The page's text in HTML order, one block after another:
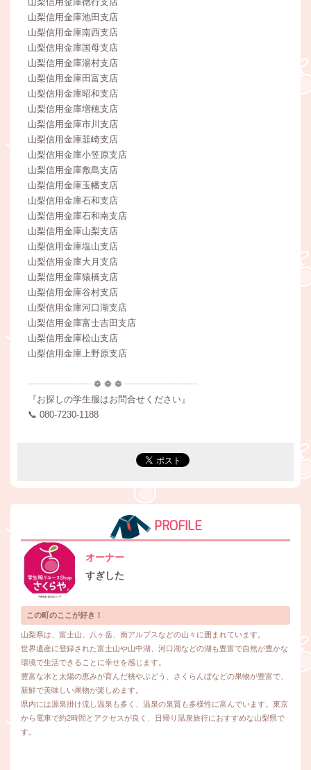
山梨信用金庫池田支店
山梨信用金庫南西支店
山梨信用金庫国母支店
山梨信用金庫湯村支店
山梨信用金庫田富支店
山梨信用金庫昭和支店
山梨信用金庫増穂支店
山梨信用金庫市川支店
山梨信用金庫韮崎支店
山梨信用金庫小笠原支店
山梨信用金庫敷島支店
山梨信用金庫玉幡支店
山梨信用金庫石和支店
山梨信用金庫石和南支店
山梨信用金庫山梨支店
山梨信用金庫塩山支店
山梨信用金庫大月支店
山梨信用金庫猿橋支店
山梨信用金庫谷村支店
山梨信用金庫河口湖支店
山梨信用金庫富士吉田支店
山梨信用金庫松山支店
山梨信用金庫上野原支店
┈┈┈┈┈┈┈ ❁ ❁ ❁ ┈┈┈┈┈┈┈┈
『お探しの学生服はお問合せください』
📞 080-7230‐1188
PROFILE
オーナー
すぎした
この町のここが好き！
山梨県は、富士山、八ヶ岳、南アルプスなどの山々に囲まれています。
世界遺産に登録された富士山や山中湖、河口湖などの湖も豊富で自然が豊かな
環境で生活できることに幸せを感じます。
豊富な水と太陽の恵みが育んだ桃やぶどう、さくらんぼなどの果物が豊富で、
新鮮で美味しい果物が楽しめます。
県内には源泉掛け流し温泉も多く、温泉の泉質も多様性に富んでいます。東京
から電車で約2時間とアクセスが良く、日帰り温泉旅行におすすめな山梨県で
す。